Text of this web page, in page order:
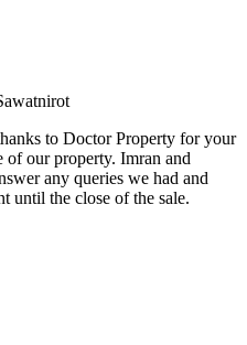
to Doctor Property for your
of our property. Imran and
any queries we had and
until the close of the sale.